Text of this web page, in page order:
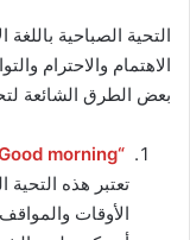
التحية الصباحية
الاهتمام والاحترام
بعض الطرق الشائعة
“Good morning!”
تعتبر هذه
الأوقات